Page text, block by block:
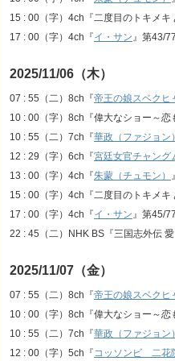
15 : 00（字）4ch『二度目のトキメ
17 : 00（字）4ch『イ・サン』第43/
2025/11/06（木）
07 : 55（二）8ch『帝王の娘スベクヒ
10 : 00（字）8ch『偉大なショー～
10 : 55（二）7ch『華政（ファジョン）
12 : 29（字）6ch『宮廷女官チャング
13 : 00（字）4ch『朱蒙（チュモン）
15 : 00（字）4ch『二度目のトキメ
17 : 00（字）4ch『イ・サン』第45/
22 : 45（二）NHK BS『三国志外伝
2025/11/07（金）
07 : 55（二）8ch『帝王の娘スベクヒ
10 : 00（字）8ch『偉大なショー～
10 : 55（二）7ch『華政（ファジョン）
12 : 00（字）5ch『コッソンビ 二花